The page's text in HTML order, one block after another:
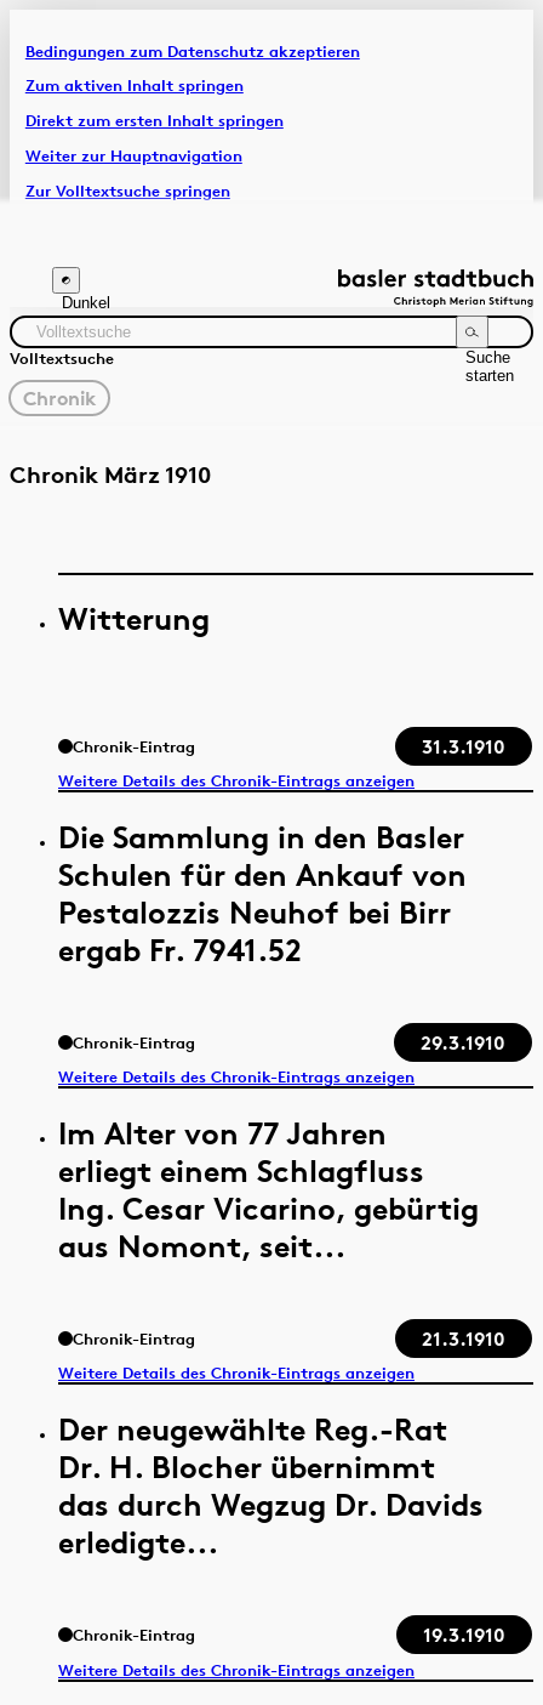
Bedingungen zum Datenschutz akzeptieren
Zum aktiven Inhalt springen
Direkt zum ersten Inhalt springen
Weiter zur Hauptnavigation
Zur Volltextsuche springen
Artikel & Dossiers
Chronik
Dunkel
Volltextsuche
Suche
starten
gewählter
Filter
Chronik
Quelle Zeitraum
Chronik März 1910
Witterung
Chronik-Eintrag 31.3.1910
Weitere Details des Chronik-Eintrags anzeigen
Die Sammlung in den Basler
Schulen für den Ankauf von
Pestalozzis Neuhof bei Birr
ergab Fr. 7941.52
Chronik-Eintrag 29.3.1910
Weitere Details des Chronik-Eintrags anzeigen
Im Alter von 77 Jahren
erliegt einem Schlagfluss
Ing. Cesar Vicarino, gebürtig
aus Nomont, seit...
Chronik-Eintrag 21.3.1910
Weitere Details des Chronik-Eintrags anzeigen
Der neugewählte Reg.-Rat
Dr. H. Blocher übernimmt
das durch Wegzug Dr. Davids
erledigte...
Chronik-Eintrag 19.3.1910
Weitere Details des Chronik-Eintrags anzeigen